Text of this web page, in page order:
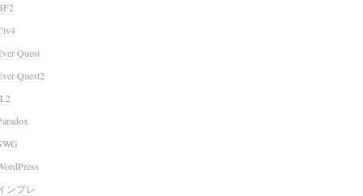
Quest
Quest2
ンプレ